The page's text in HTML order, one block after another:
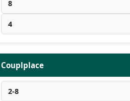
8
4
Couplplace
2-8